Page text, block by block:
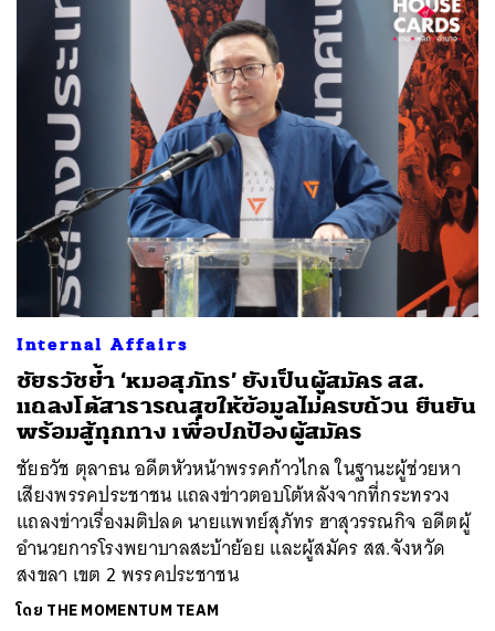
Internal Affairs
ชัยธวัชย้ำ ‘หมอสุภัทร’ ยังเป็นผู้สมัคร สส.
แถลงโต้สาธารณสุขให้ข้อมูลไม่ครบถ้วน ยืนยัน
พร้อมสู้ทุกทาง เพื่อปกป้องผู้สมัคร
ชัยธวัช ตุลาธน อดีตหัวหน้าพรรคก้าวไกล ในฐานะผู้ช่วยหา
เสียงพรรคประชาชน แถลงข่าวตอบโต้หลังจากที่กระทรวง
แถลงข่าวเรื่องมติปลด นายแพทย์สุภัทร ฮาสุวรรณกิจ อดีตผู้
อำนวยการโรงพยาบาลสะบ้าย้อย และผู้สมัคร สส.จังหวัด
สงขลา เขต 2 พรรคประชาชน
โดย THE MOMENTUM TEAM
SHARE TWEET LINE EMAIL